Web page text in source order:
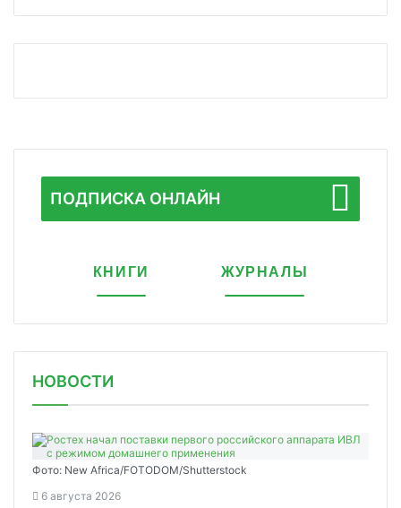
ПОДПИСКА ОНЛАЙН
КНИГИ ЖУРНАЛЫ
НОВОСТИ
Фото: New Africa/FOTODOM/Shutterstock
6 августа 2026